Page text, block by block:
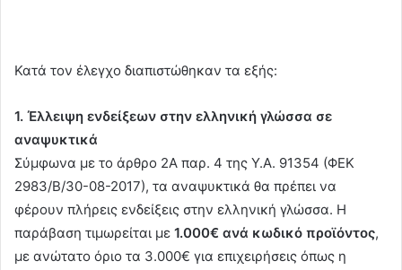
Κατά τον έλεγχο διαπιστώθηκαν τα εξής:
1. Έλλειψη ενδείξεων στην ελληνική γλώσσα σε
αναψυκτικά
Σύμφωνα με το άρθρο 2Α παρ. 4 της Υ.Α. 91354 (ΦΕΚ
2983/Β/30-08-2017), τα αναψυκτικά θα πρέπει να
φέρουν πλήρεις ενδείξεις στην ελληνική γλώσσα. Η
παράβαση τιμωρείται με 1.000€ ανά κωδικό προϊόντος,
με ανώτατο όριο τα 3.000€ για επιχειρήσεις όπως η